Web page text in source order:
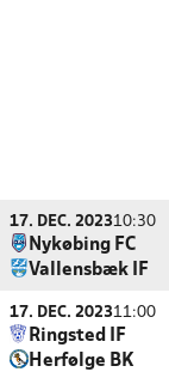
17. DEC. 202310:30
Nykøbing FC
Vallensbæk IF
17. DEC. 202311:00
Ringsted IF
Herfølge BK